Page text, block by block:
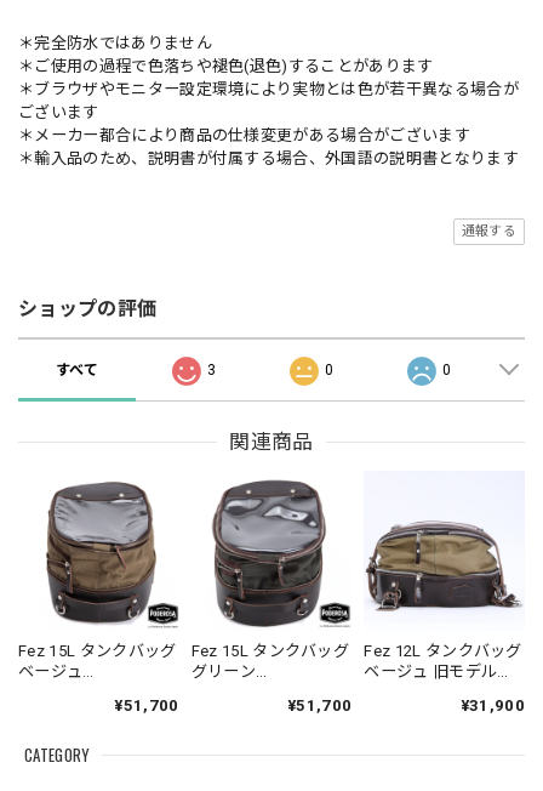
CATEGORY
＊完全防水ではありません
＊ご使用の過程で色落ちや褪色(退色)することがあります
＊ブラウザやモニター設定環境により実物とは色が若干異なる場合が
ございます
＊メーカー都合により商品の仕様変更がある場合がございます
＊輸入品のため、説明書が付属する場合、外国語の説明書となります
通報する
ショップの評価
すべて 3 0 0
関連商品
Fez 15L タンクバッグ
ベージュ
¥51,700
Fez 15L タンクバッグ
グリーン
¥51,700
Fez 12L タンクバッグ
ベージュ 旧モデル
¥31,900